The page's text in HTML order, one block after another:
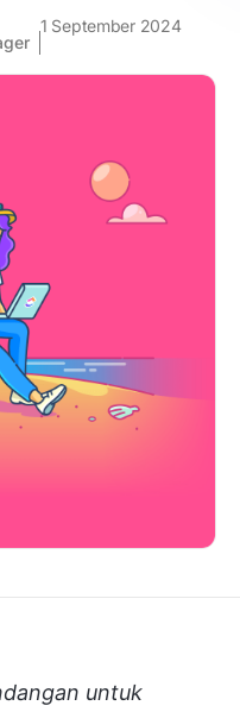
1 September 2024
untuk